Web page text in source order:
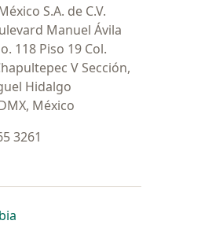
S.A. de C.V.
Manuel Ávila
118 Piso 19 Col.
V Sección,
Hidalgo
México
3261
nueva pestaña
una nueva pestaña
se abre en una nueva pestaña